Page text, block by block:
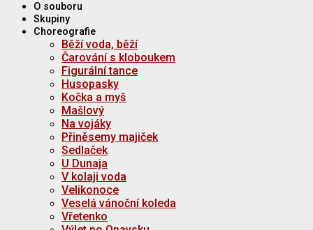
O souboru
Skupiny
Choreografie
Běží voda, běží
Čarování s kloboukem
Figurální tance
Husopasky
Kočka a myš
Mašlový
Na vojáky
Přiněsemy majiček
Sedlaček
U Dunaja
V kolaji voda
Velikonoce
Veselá vánoční koleda
Vřetenko